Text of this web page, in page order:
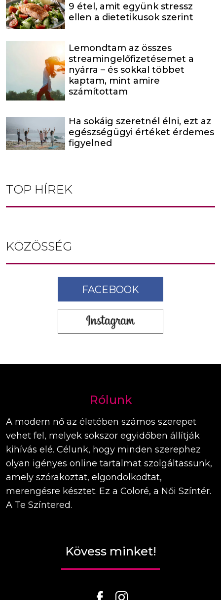
9 étel, amit együnk stressz
ellen a dietetikusok szerint
Lemondtam az összes
streamingelőfizetésemet a
nyárra – és sokkal többet
kaptam, mint amire
számítottam
Ha sokáig szeretnél élni, ezt az
egészségügyi értéket érdemes
figyelned
TOP HÍREK
KÖZÖSSÉG
FACEBOOK
Rólunk
A modern nő az életében számos szerepet
vehet fel, melyek sokszor egyidőben állítják
kihívás elé. Célunk, hogy minden szerephez
olyan igényes online tartalmat szolgáltassunk,
amely szórakoztat, elgondolkodtat,
merengésre késztet. Ez a Coloré, a Női Színtér.
A Te Színtered.
Kövess minket!